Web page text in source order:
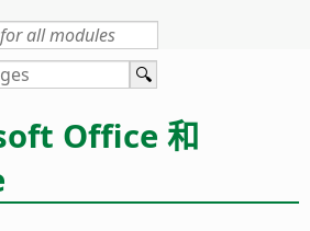
Office 和